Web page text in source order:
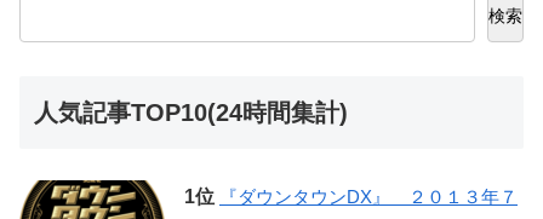
検索
人気記事TOP10(24時間集計)
『ダウンタウンDX』 ２０１３年７